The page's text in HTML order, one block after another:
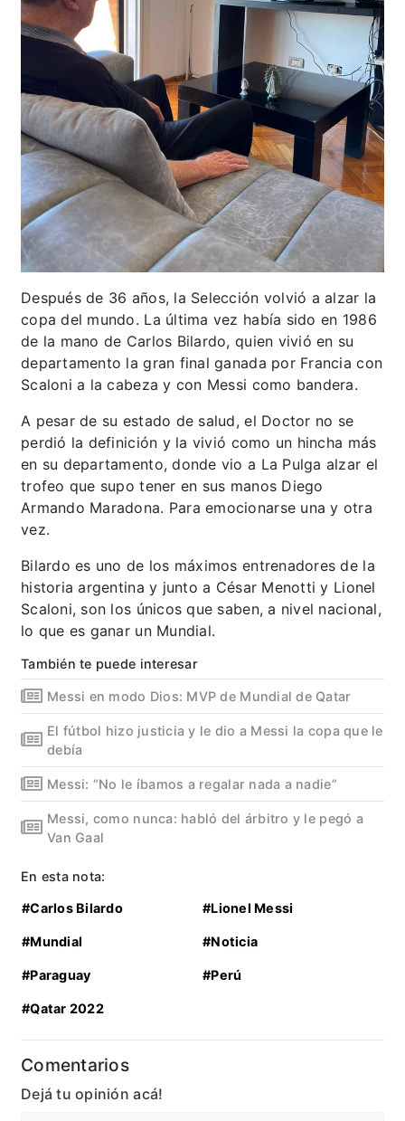
Después de 36 años, la Selección volvió a alzar la
copa del mundo. La última vez había sido en 1986
de la mano de Carlos Bilardo, quien vivió en su
departamento la gran final ganada por Francia con
Scaloni a la cabeza y con Messi como bandera.
A pesar de su estado de salud, el Doctor no se
perdió la definición y la vivió como un hincha más
en su departamento, donde vio a La Pulga alzar el
trofeo que supo tener en sus manos Diego
Armando Maradona. Para emocionarse una y otra
vez.
Bilardo es uno de los máximos entrenadores de la
historia argentina y junto a César Menotti y Lionel
Scaloni, son los únicos que saben, a nivel nacional,
lo que es ganar un Mundial.
También te puede interesar
Messi en modo Dios: MVP de Mundial de Qatar
El fútbol hizo justicia y le dio a Messi la copa que le
debía
Messi: “No le íbamos a regalar nada a nadie”
Messi, como nunca: habló del árbitro y le pegó a
Van Gaal
En esta nota:
#Carlos Bilardo #Lionel Messi
#Mundial #Noticia
#Paraguay #Perú
#Qatar 2022
Comentarios
Dejá tu opinión acá!